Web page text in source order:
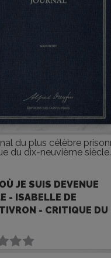
du plus célèbre
du dix-neuvième
JE SUIS DEVENUE
- ISABELLE DE
- CRITIQUE DU